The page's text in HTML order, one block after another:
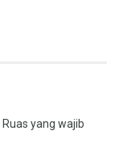
Ruas yang wajib